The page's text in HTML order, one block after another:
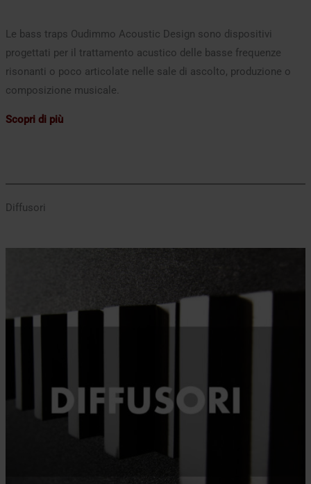
Le bass traps Oudimmo Acoustic Design sono dispositivi
progettati per il trattamento acustico delle basse frequenze
risonanti o poco articolate nelle sale di ascolto, produzione o
composizione musicale.
Scopri di più
Diffusori